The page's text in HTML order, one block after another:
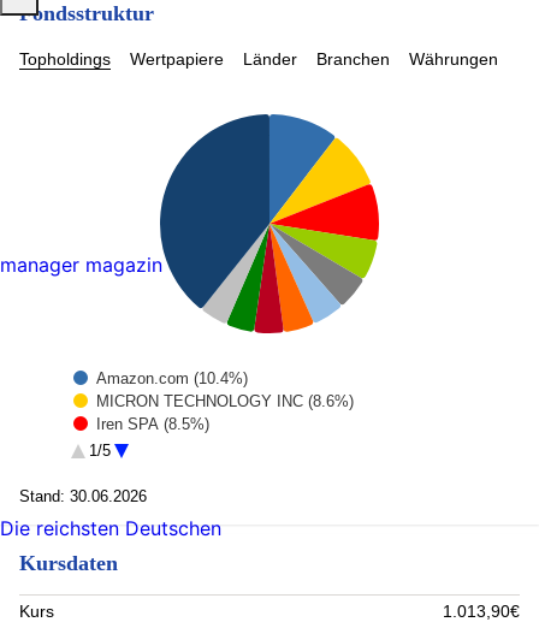
Fondsstruktur
Topholdings Wertpapiere Länder Branchen Währungen
Amazon.com (10.4%)
MICRON TECHNOLOGY INC (8.6%)
Iren SPA (8.5%)
Sandisk Corp (6%)
Marvell Technology Group (4.8%)
Infineon Technologies AG (4.4%)
Hinge Health Inc. (4.2%)
1/5
Stand: 30.06.2026
Kursdaten
Kurs
1.013,90€
manager magazin
Die reichsten Deutschen